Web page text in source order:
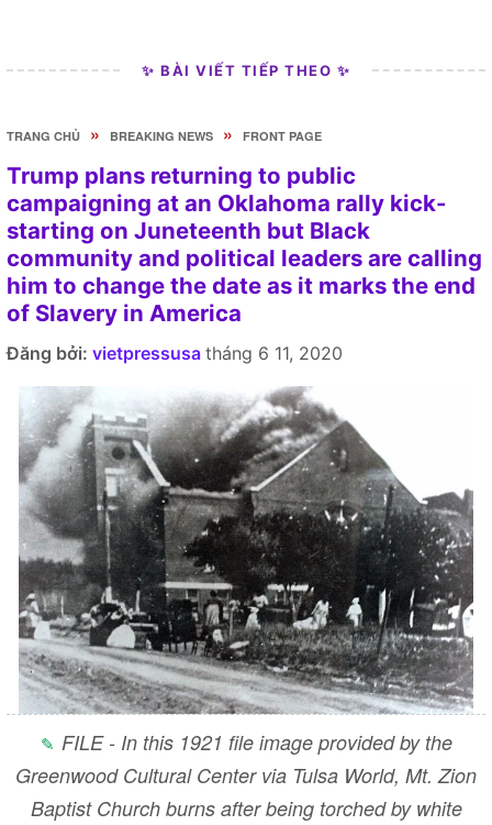
✨ BÀI VIẾT TIẾP THEO ✨
TRANG CHỦ » BREAKING NEWS » FRONT PAGE
Trump plans returning to public
campaigning at an Oklahoma rally kick-
starting on Juneteenth but Black
community and political leaders are calling
him to change the date as it marks the end
of Slavery in America
Đăng bởi: vietpressusa tháng 6 11, 2020
FILE - In this 1921 file image provided by the
Greenwood Cultural Center via Tulsa World, Mt. Zion
Baptist Church burns after being torched by white